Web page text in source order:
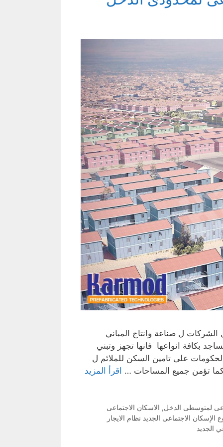
ل صناعة وانتاج المباني
بكافة انواعها فانها تجهز وتبني
على تامين السكن للملائم ل
تؤمن جميع المساحات … اقرأ المزيد
لمتوسطى الدخل, الاسكان الاجتماعى
الإسكان الاجتماعى الجديد نظام الايجار
الجديد